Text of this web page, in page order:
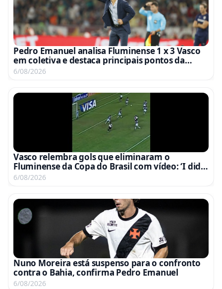
Pedro Emanuel analisa Fluminense 1 x 3 Vasco
em coletiva e destaca principais pontos da
partida
6/08/2026
Vasco relembra gols que eliminaram o
Fluminense da Copa do Brasil com vídeo: ‘I did it
again’
6/08/2026
Nuno Moreira está suspenso para o confronto
contra o Bahia, confirma Pedro Emanuel
6/08/2026